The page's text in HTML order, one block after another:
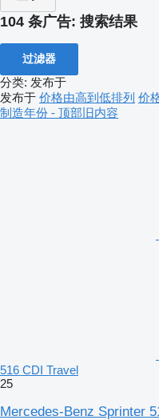
104 条广告: 搜索结果
过滤器
分类: 发布于
发布于 价格由高到低排列 价
制造年份 - 顶部旧内容
516 CDI Travel
25
Mercedes-Benz Sprinter